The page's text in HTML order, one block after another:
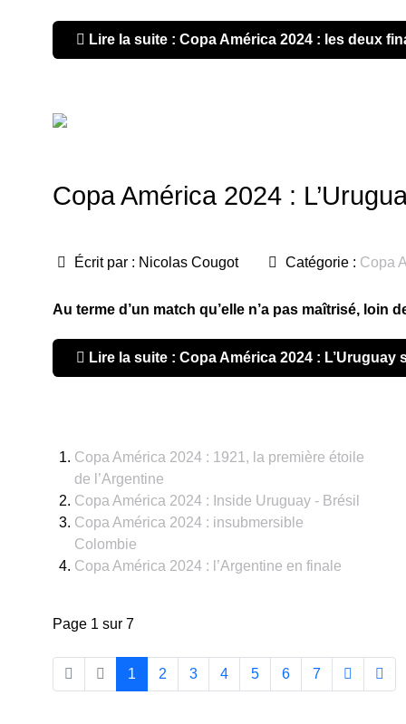
Lire la suite : Copa América 2024 : les deux
Copa América 2024 :
Écrit par : Nicolas Cougot Catégorie : Copa
Au terme d’un match qu’elle n’a pas maîtrisé, loin
Lire la suite : Copa América 2024 : L’Uruguay
Copa América 2024 : 1921, la première étoile
de l’Argentine
Copa América 2024 : Inside Uruguay - Brésil
Copa América 2024 : insubmersible
Colombie
Copa América 2024 : l’Argentine en finale
Page 1 sur 7
1 2 3 4 5 6 7